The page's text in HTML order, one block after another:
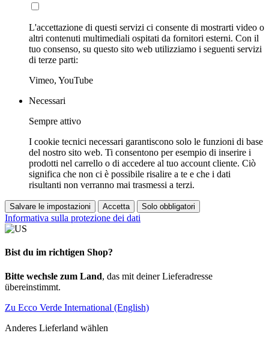
L'accettazione di questi servizi ci consente di mostrarti video o
altri contenuti multimediali ospitati da fornitori esterni. Con il
tuo consenso, su questo sito web utilizziamo i seguenti servizi
di terze parti:
Vimeo, YouTube
Necessari
Sempre attivo
I cookie tecnici necessari garantiscono solo le funzioni di base
del nostro sito web. Ti consentono per esempio di inserire i
prodotti nel carrello o di accedere al tuo account cliente. Ciò
significa che non ci è possibile risalire a te e che i dati
risultanti non verranno mai trasmessi a terzi.
Salvare le impostazioni Accetta Solo obbligatori
Informativa sulla protezione dei dati
Bist du im richtigen Shop?
Bitte wechsle zum Land, das mit deiner Lieferadresse
übereinstimmt.
Zu Ecco Verde International (English)
Anderes Lieferland wählen